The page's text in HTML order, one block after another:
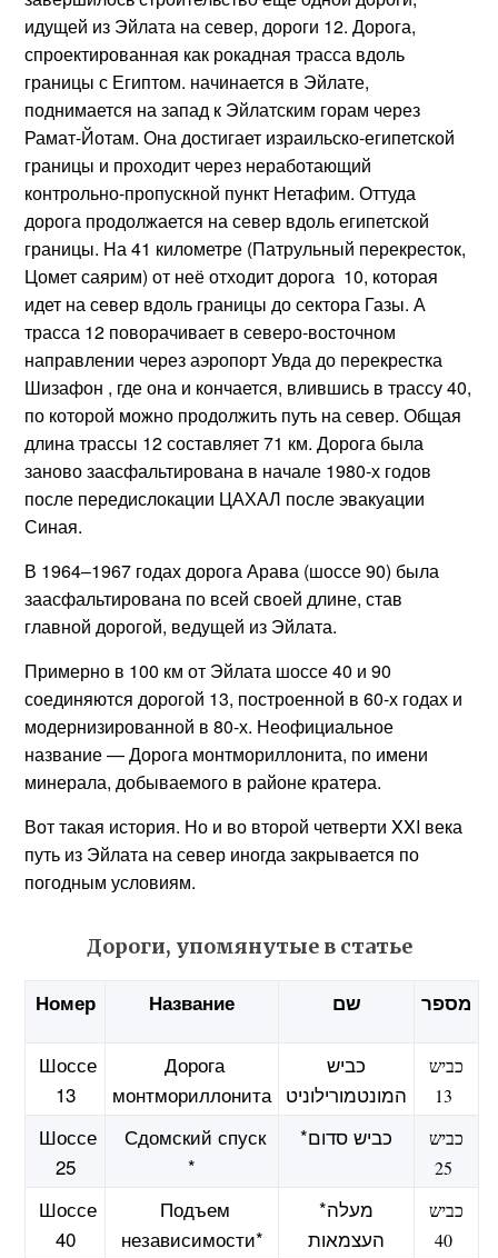
идущей из Эйлата на север, дороги 12. Дорога,
спроектированная как рокадная трасса вдоль
границы с Египтом. начинается в Эйлате,
поднимается на запад к Эйлатским горам через
Рамат-Йотам. Она достигает израильско-египетской
границы и проходит через неработающий
контрольно-пропускной пункт Нетафим. Оттуда
дорога продолжается на север вдоль египетской
границы. На 41 километре (Патрульный перекресток,
Цомет саярим) от неё отходит дорога 10, которая
идет на север вдоль границы до сектора Газы. А
трасса 12 поворачивает в северо-восточном
направлении через аэропорт Увда до перекрестка
Шизафон , где она и кончается, влившись в трассу 40,
по которой можно продолжить путь на север. Общая
длина трассы 12 составляет 71 км. Дорога была
заново заасфальтирована в начале 1980-х годов
после передислокации ЦАХАЛ после эвакуации
Синая.
В 1964–1967 годах дорога Арава (шоссе 90) была
заасфальтирована по всей своей длине, став
главной дорогой, ведущей из Эйлата.
Примерно в 100 км от Эйлата шоссе 40 и 90
соединяются дорогой 13, построенной в 60-х годах и
модернизированной в 80-х. Неофициальное
название — Дорога монтмориллонита, по имени
минерала, добываемого в районе кратера.
Вот такая история. Но и во второй четверти XXI века
путь из Эйлата на север иногда закрывается по
погодным условиям.
Дороги, упомянутые в статье
Номер Название שם מספר
Шоссе
13
Дорога
монтмориллонита
כביש
המונטמורילוניט
כביש
Шоссе
25
Сдомский спуск
*
*כביש סדום
כביש
Шоссе
40
Подъем
независимости*
*מעלה
העצמאות
כביש